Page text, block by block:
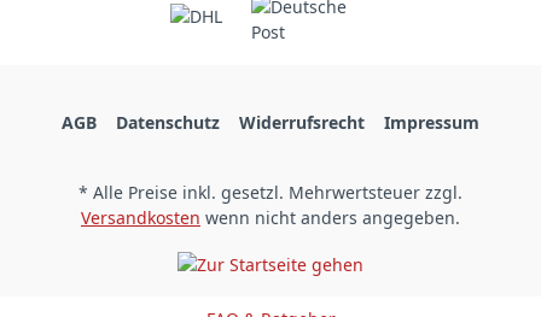
AGB Datenschutz Widerrufsrecht Impressum
* Alle Preise inkl. gesetzl. Mehrwertsteuer zzgl.
Versandkosten wenn nicht anders angegeben.